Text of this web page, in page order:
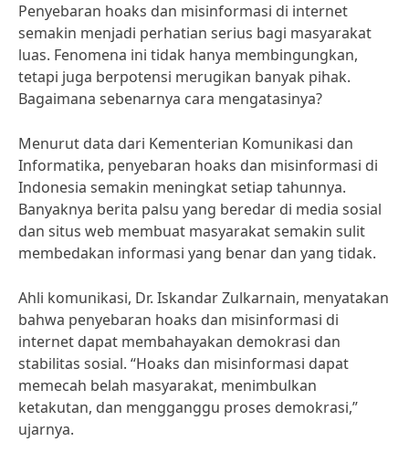
Penyebaran hoaks dan misinformasi di internet
semakin menjadi perhatian serius bagi masyarakat
luas. Fenomena ini tidak hanya membingungkan,
tetapi juga berpotensi merugikan banyak pihak.
Bagaimana sebenarnya cara mengatasinya?
Menurut data dari Kementerian Komunikasi dan
Informatika, penyebaran hoaks dan misinformasi di
Indonesia semakin meningkat setiap tahunnya.
Banyaknya berita palsu yang beredar di media sosial
dan situs web membuat masyarakat semakin sulit
membedakan informasi yang benar dan yang tidak.
Ahli komunikasi, Dr. Iskandar Zulkarnain, menyatakan
bahwa penyebaran hoaks dan misinformasi di
internet dapat membahayakan demokrasi dan
stabilitas sosial. “Hoaks dan misinformasi dapat
memecah belah masyarakat, menimbulkan
ketakutan, dan mengganggu proses demokrasi,”
ujarnya.